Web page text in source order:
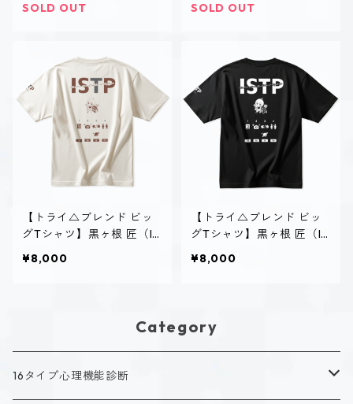
SOLD OUT
SOLD OUT
【トライ△ブレンド ビッ
グTシャツ】黒ヶ根 匠（IS
ホワイト
¥8,000
【トライ△ブレンド ビッ
グTシャツ】黒ヶ根 匠（IS
ック
¥8,000
Category
16タイプ心理機能診断